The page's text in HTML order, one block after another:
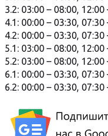
3.2: 03:00 – 08:00,
4.1: 00:00 – 03:30,
4.2: 00:00 – 03:30,
5.1: 03:00 – 08:00,
5.2: 03:00 – 08:00,
6.1: 00:00 – 03:30,
6.2: 00:00 – 03:30,